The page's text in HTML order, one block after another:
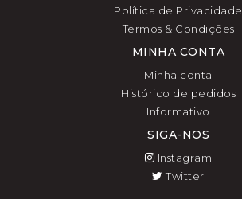
Política de Privacidade
Termos & Condições
MINHA CONTA
Minha conta
Histórico de pedidos
Informativo
SIGA-NOS
Instagram
Twitter